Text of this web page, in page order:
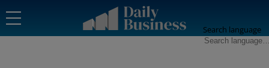
Search language